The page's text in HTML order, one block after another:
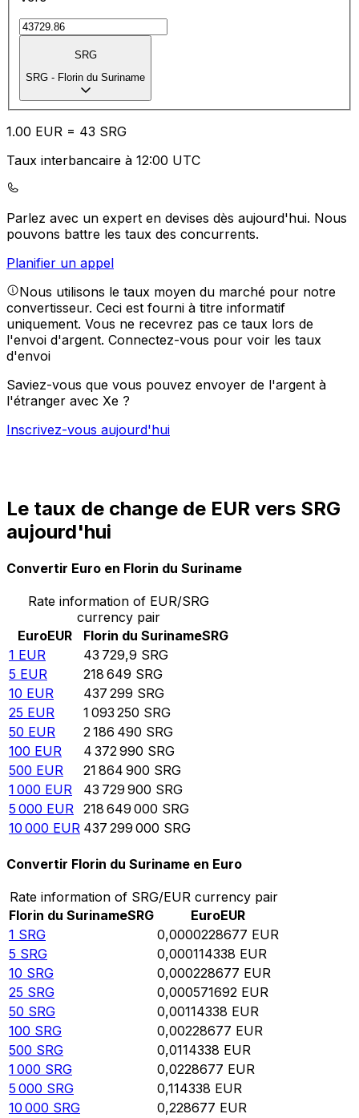
SRG
SRG - Florin du Suriname
1.00 EUR = 43 SRG
Taux interbancaire à 12:00 UTC
Parlez avec un expert en devises dès aujourd'hui. Nous
pouvons battre les taux des concurrents.
Planifier un appel
Nous utilisons le taux moyen du marché pour notre
convertisseur. Ceci est fourni à titre informatif
uniquement. Vous ne recevrez pas ce taux lors de
l'envoi d'argent. Connectez-vous pour voir les taux
d'envoi
Saviez-vous que vous pouvez envoyer de l'argent à
l'étranger avec Xe ?
Inscrivez-vous aujourd'hui
Le taux de change de EUR vers SRG
aujourd'hui
Convertir Euro en Florin du Suriname
Rate information of EUR/SRG
currency pair
EuroEUR Florin du SurinameSRG
1 EUR 43 729,9 SRG
5 EUR 218 649 SRG
10 EUR 437 299 SRG
25 EUR 1 093 250 SRG
50 EUR 2 186 490 SRG
100 EUR 4 372 990 SRG
500 EUR 21 864 900 SRG
1 000 EUR 43 729 900 SRG
5 000 EUR 218 649 000 SRG
10 000 EUR 437 299 000 SRG
Convertir Florin du Suriname en Euro
Rate information of SRG/EUR currency pair
Florin du SurinameSRG EuroEUR
1 SRG 0,0000228677 EUR
5 SRG 0,000114338 EUR
10 SRG 0,000228677 EUR
25 SRG 0,000571692 EUR
50 SRG 0,00114338 EUR
100 SRG 0,00228677 EUR
500 SRG 0,0114338 EUR
1 000 SRG 0,0228677 EUR
5 000 SRG 0,114338 EUR
10 000 SRG 0,228677 EUR